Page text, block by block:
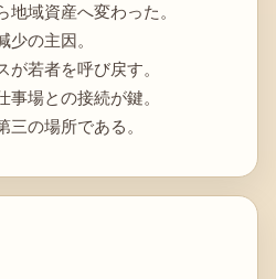
地域資産へ変わった。
少の主因。
が若者を呼び戻す。
事場との接続が鍵。
三の場所である。